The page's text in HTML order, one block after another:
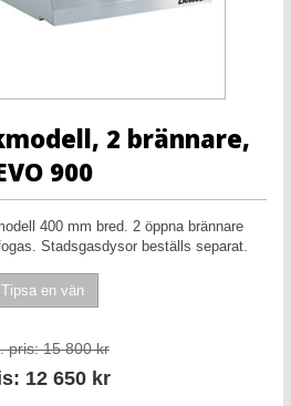
2 brännare,
900
400 mm bred. 2 öppna brännare
Stadsgasdysor beställs separat.
pris: 15 800 kr
12 650 kr